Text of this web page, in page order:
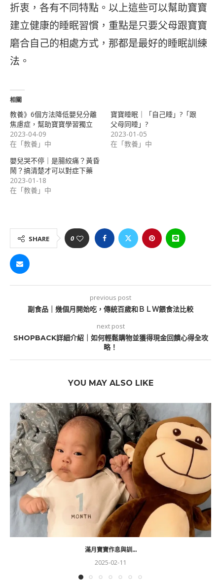
折衷，各有不同特點。以上這些可以幫助寶寶
建立健康的睡眠習慣，重點是只要父母跟寶寶
磨合自己的相處方式，那都是最好的睡眠訓練
法。
相關
教養》6個方法降低嬰兒分離
焦慮症，幫助寶寶學習獨立
2023-04-09
在「教養」中
寶寶睡眠｜「自己睡」?「跟
父母同睡」?
2023-01-05
在「教養」中
嬰兒哭不停｜是腸絞痛？黃昏
鬧？搞清楚才可以對症下藥
2023-01-18
在「教養」中
SHARE 0
previous post
副食品｜幾個月開始吃，傳統百歲和ＢＬＷ餵食法比較
next post
SHOPBACK詳細介紹｜如何輕鬆購物並獲得現金回饋心得全攻
略！
YOU MAY ALSO LIKE
滿月寶寶作息與訓...
2025-02-11